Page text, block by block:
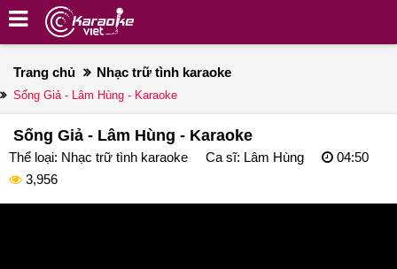
Trang chủ Nhạc trữ tình karaoke
Sống Giả - Lâm Hùng - Karaoke
Sống Giả - Lâm Hùng - Karaoke
Thể loại: Nhạc trữ tình karaoke Ca sĩ: Lâm Hùng
04:50
3,956